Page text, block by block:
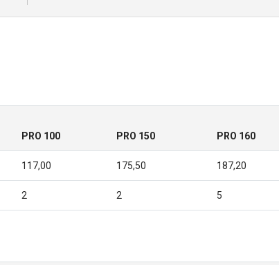
PRO 100 PRO 150 PRO 160
117,00 175,50 187,20
2 2 5